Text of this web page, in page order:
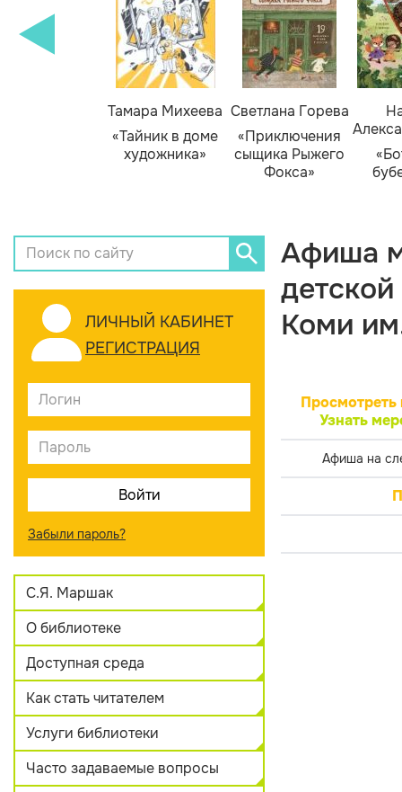
Тамара Михеева
«Тайник в доме
художника»
Светлана Горева
«Приключения
сыщика Рыжего
Фокса»
ЛИЧНЫЙ КАБИНЕТ
РЕГИСТРАЦИЯ
Забыли пароль?
С.Я. Маршак
О библиотеке
Доступная среда
Как стать читателем
Услуги библиотеки
Часто задаваемые вопросы
Афиша
Коми
Просмотреть
Узнать
Афиша на